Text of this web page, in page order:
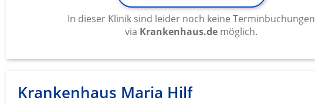
In dieser Klinik sind leider noch keine Terminbuchungen
via Krankenhaus.de möglich.
Krankenhaus Maria Hilf